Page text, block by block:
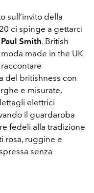
sull’invito della
ci spinge a gettarci
Paul Smith. British
made in the UK
del britishness con
e misurate,
elettrici
il guardaroba
fedeli alla tradizione
rosa, ruggine e
senza